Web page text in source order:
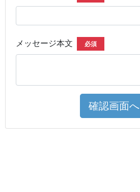
メッセージ本文 必須
確認画面へ